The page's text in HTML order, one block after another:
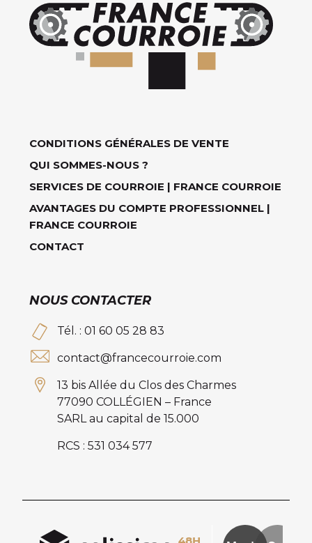
CONDITIONS GÉNÉRALES DE VENTE
QUI SOMMES-NOUS ?
SERVICES DE COURROIE | FRANCE COURROIE
AVANTAGES DU COMPTE PROFESSIONNEL |
FRANCE COURROIE
CONTACT
NOUS CONTACTER
Tél. : 01 60 05 28 83
contact@francecourroie.com
13 bis Allée du Clos des Charmes
77090 COLLÉGIEN – France
SARL au capital de 15.000
RCS : 531 034 577